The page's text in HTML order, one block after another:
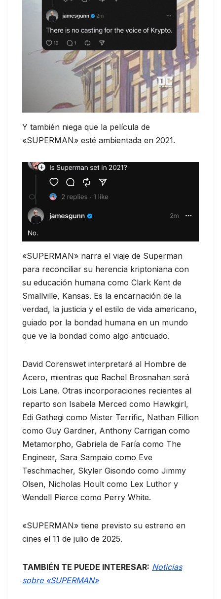
Y también niega que la película de
«SUPERMAN» esté ambientada en 2021.
«SUPERMAN» narra el viaje de Superman
para reconciliar su herencia kriptoniana con
su educación humana como Clark Kent de
Smallville, Kansas. Es la encarnación de la
verdad, la justicia y el estilo de vida americano,
guiado por la bondad humana en un mundo
que ve la bondad como algo anticuado.
David Corenswet interpretará al Hombre de
Acero, mientras que Rachel Brosnahan será
Lois Lane. Otras incorporaciones recientes al
reparto son Isabela Merced como Hawkgirl,
Edi Gathegi como Mister Terrific, Nathan Fillion
como Guy Gardner, Anthony Carrigan como
Metamorpho, Gabriela de Faría como The
Engineer, Sara Sampaio como Eve
Teschmacher, Skyler Gisondo como Jimmy
Olsen, Nicholas Hoult como Lex Luthor y
Wendell Pierce como Perry White.
«SUPERMAN» tiene previsto su estreno en
cines el 11 de julio de 2025.
TAMBIÉN TE PUEDE INTERESAR: Noticias
sobre «SUPERMAN»